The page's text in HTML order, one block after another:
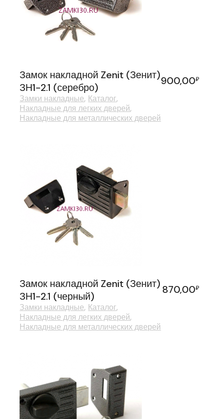
Замок накладной Zenit (Зенит)
ЗН1-2.1 (серебро)
900,00₽
Замки накладные Каталог
Накладные для легких дверей
Накладные для металлических дверей
Замок накладной Zenit (Зенит)
ЗН1-2.1 (черный)
870,00₽
Замки накладные Каталог
Накладные для легких дверей
Накладные для металлических дверей